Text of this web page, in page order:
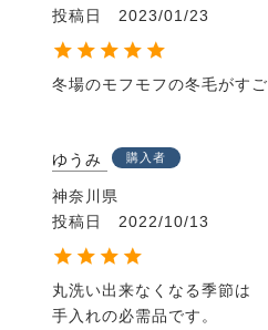
投稿日
2023/01/23
冬場のモフモフの冬毛がす
ゆうみ 購入者
神奈川県
投稿日
2022/10/13
丸洗い出来なくなる季節は
手入れの必需品です。